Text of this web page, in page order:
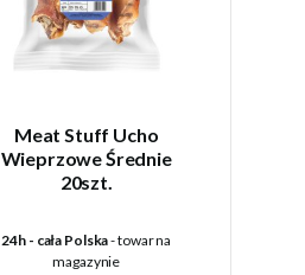
Meat Stuff Ucho
Wieprzowe Średnie
20szt.
24h - cała Polska- towar na
magazynie